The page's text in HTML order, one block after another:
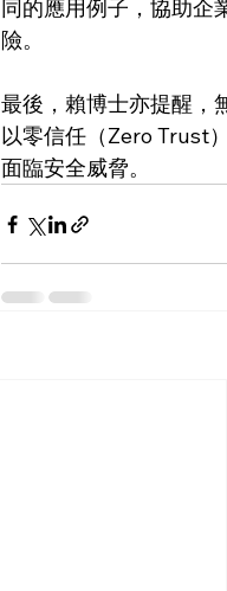
同的應用例子，協助企
險。
最後，賴博士亦提醒，
以零信任（Zero Trust
面臨安全威脅。